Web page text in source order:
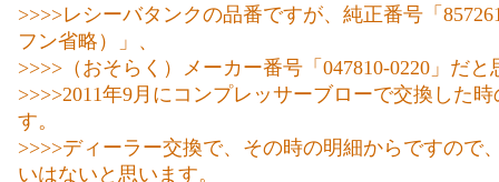
>>>>レシーバタンクの品番ですが、純正番号「
フン省略）」、
>>>>（おそらく）メーカー番号「047810-0220」だと
>>>>2011年9月にコンプレッサーブローで交換した
す。
>>>>ディーラー交換で、その時の明細からですので
いはないと思います。